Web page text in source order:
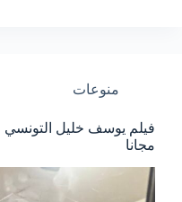
منوعات
مجانا